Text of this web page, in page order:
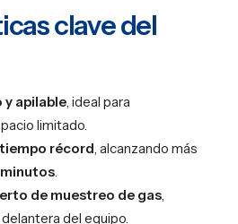
clave del
apilable, ideal para
limitado.
récord, alcanzando más
.
de muestreo de gas,
del equipo.